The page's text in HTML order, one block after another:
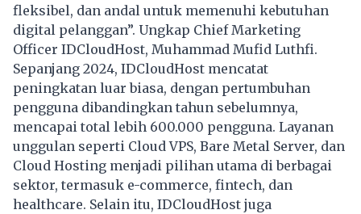
fleksibel, dan andal untuk memenuhi kebutuhan
digital pelanggan”. Ungkap Chief Marketing
Officer IDCloudHost, Muhammad Mufid Luthfi.
Sepanjang 2024, IDCloudHost mencatat
peningkatan luar biasa, dengan pertumbuhan
pengguna dibandingkan tahun sebelumnya,
mencapai total lebih 600.000 pengguna. Layanan
unggulan seperti Cloud VPS, Bare Metal Server, dan
Cloud Hosting menjadi pilihan utama di berbagai
sektor, termasuk e-commerce, fintech, dan
healthcare. Selain itu, IDCloudHost juga